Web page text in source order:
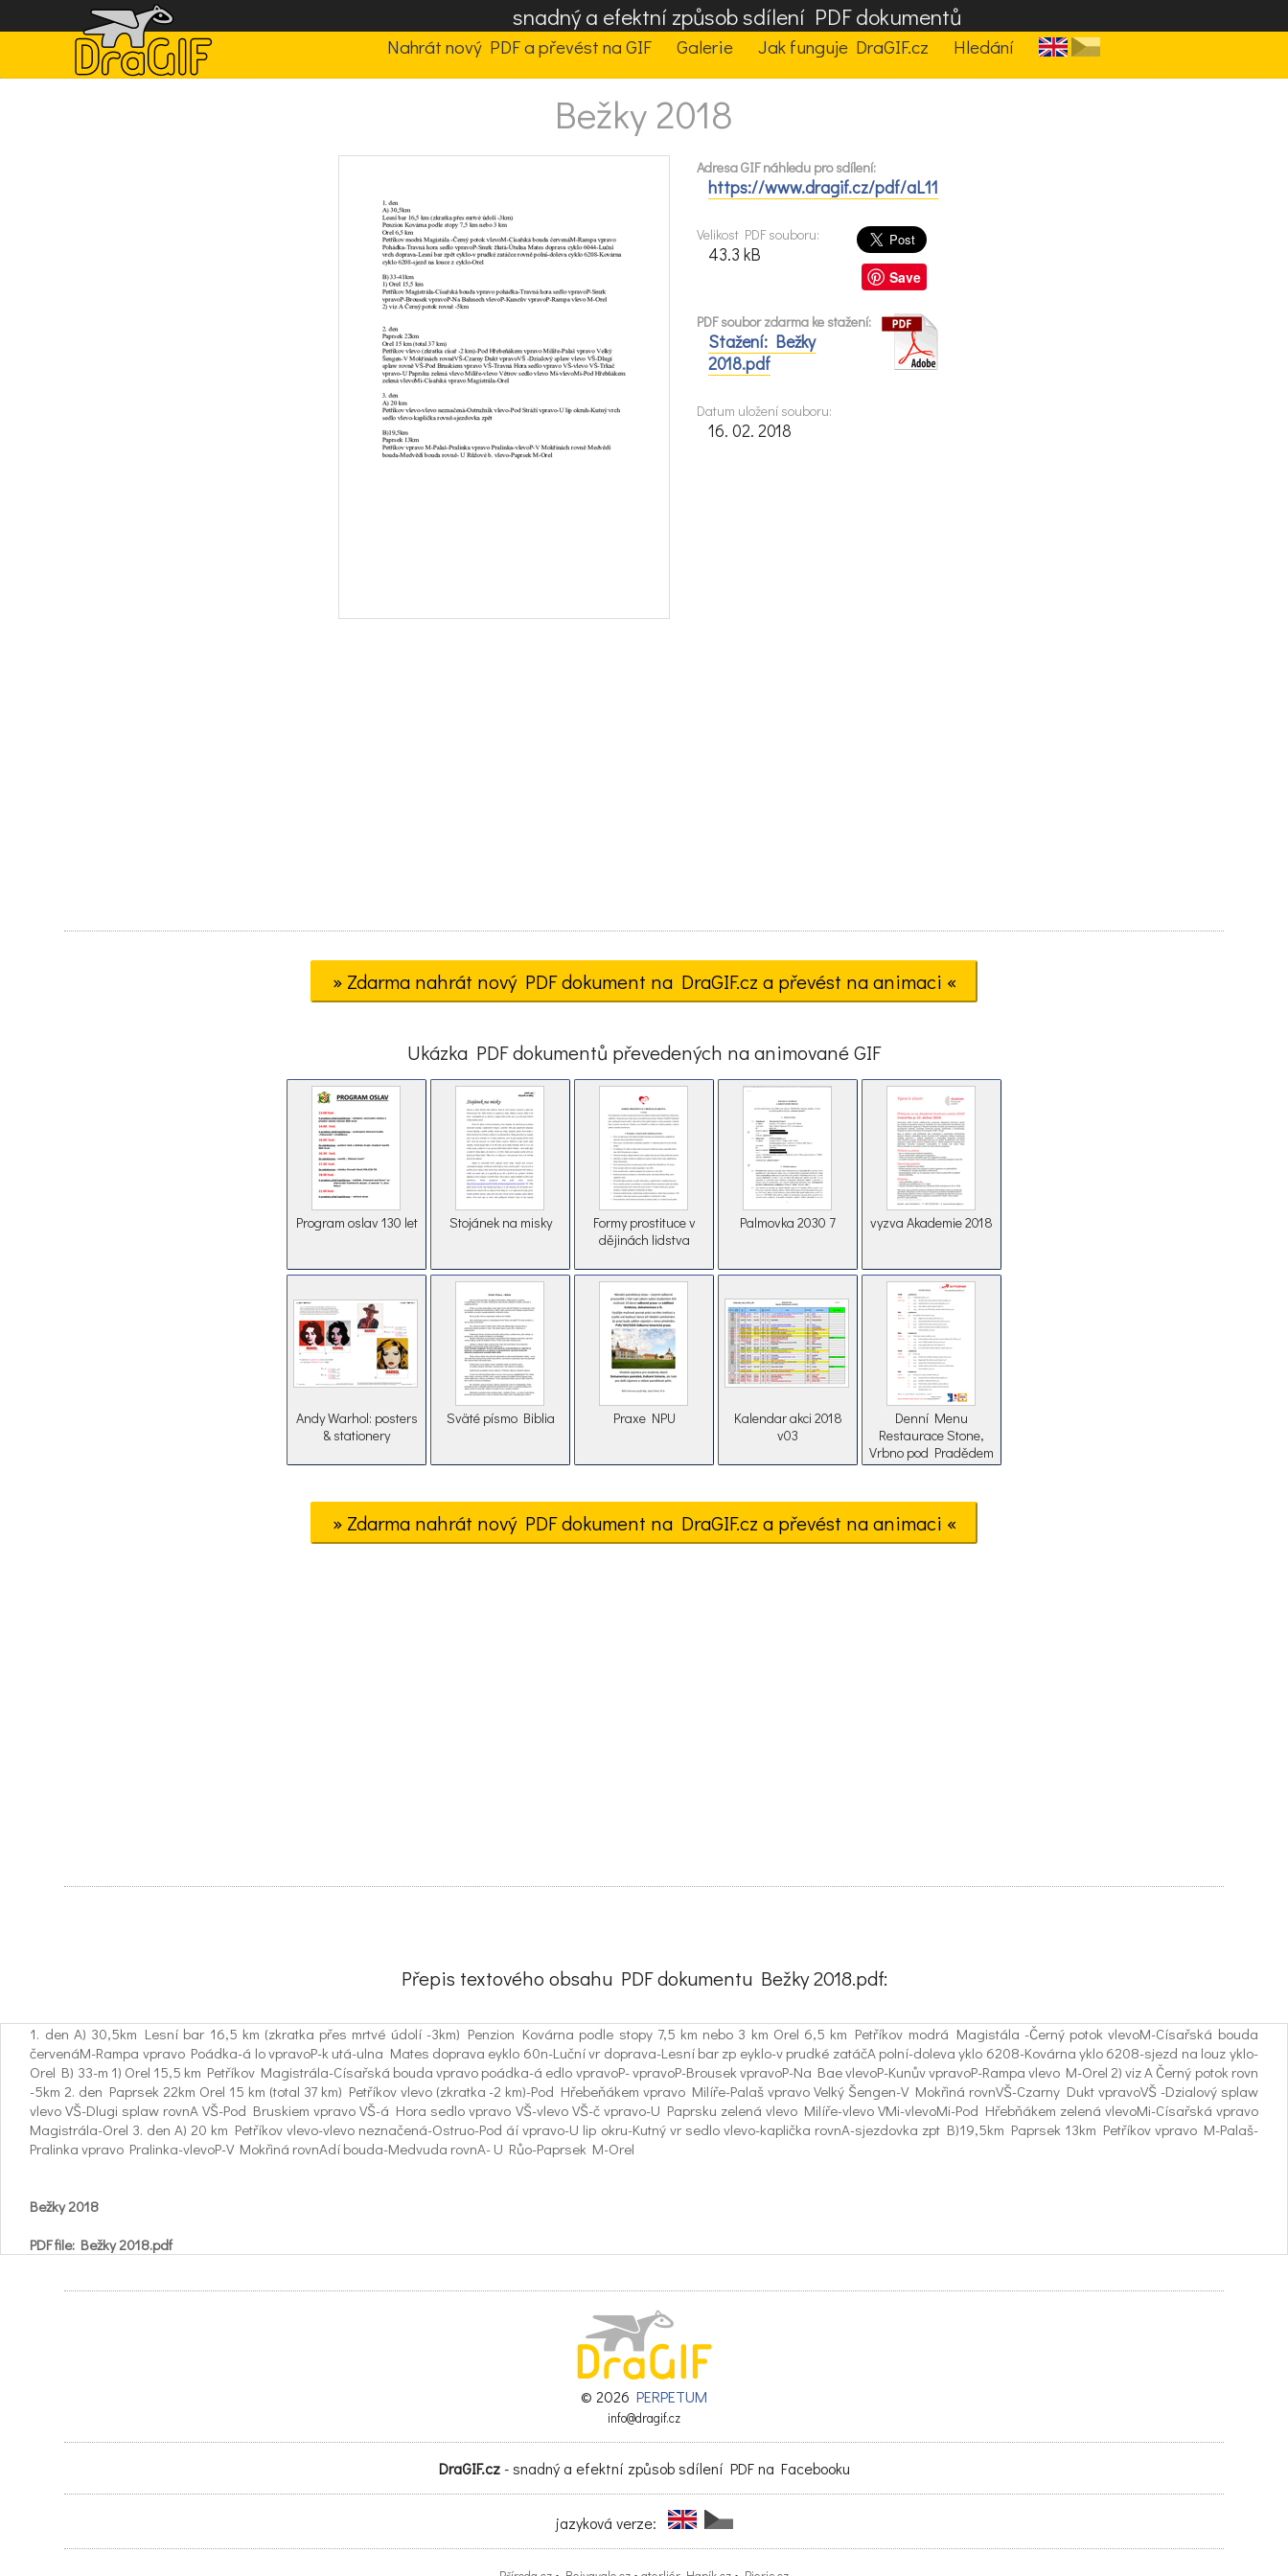
snadný a efektní způsob sdílení PDF dokumentů
Nahrát nový PDF a převést na GIF Galerie Jak funguje DraGIF.cz Hledání
Bežky 2018
Adresa GIF náhledu pro sdílení:
https://www.dragif.cz/pdf/aL11
Save
Velikost PDF souboru:
43.3 kB
PDF soubor zdarma ke stažení:
Stažení: Bežky
2018.pdf
Datum uložení souboru:
16. 02. 2018
» Zdarma nahrát nový PDF dokument na DraGIF.cz a převést na animaci «
Ukázka PDF dokumentů převedených na animované GIF
Program oslav 130 let Stojánek na misky
Formy prostituce v
dějinách lidstva
Palmovka 2030 7 vyzva Akademie 2018
Andy Warhol: posters
& stationery
Sväté písmo Biblia Praxe NPU
Kalendar akci 2018
v03
Denní Menu
Restaurace Stone,
Vrbno pod Pradědem
» Zdarma nahrát nový PDF dokument na DraGIF.cz a převést na animaci «
Přepis textového obsahu PDF dokumentu Bežky 2018.pdf:
1. den A) 30,5km Lesní bar 16,5 km (zkratka přes mrtvé údolí -3km) Penzion Kovárna podle stopy 7,5 km nebo 3 km Orel 6,5 km Petříkov modrá Magistála -Černý potok vlevoM-Císařská bouda
červenáM-Rampa vpravo Poádka-á lo vpravoP-k utá-ulna Mates doprava eyklo 60n-Luční vr doprava-Lesní bar zp eyklo-v prudké zatáčA polní-doleva yklo 6208-Kovárna yklo 6208-sjezd na louz yklo-
Orel B) 33-m 1) Orel 15,5 km Petříkov Magistrála-Císařská bouda vpravo poádka-á edlo vpravoP- vpravoP-Brousek vpravoP-Na Bae vlevoP-Kunův vpravoP-Rampa vlevo M-Orel 2) viz A Černý potok rovn
-5km 2. den Paprsek 22km Orel 15 km (total 37 km) Petříkov vlevo (zkratka -2 km)-Pod Hřebeňákem vpravo Milíře-Palaš vpravo Velký Šengen-V Mokřiná rovnVŠ-Czarny Dukt vpravoVŠ -Dzialový splaw
vlevo VŠ-Dlugi splaw rovnA VŠ-Pod Bruskiem vpravo VŠ-á Hora sedlo vpravo VŠ-vlevo VŠ-č vpravo-U Paprsku zelená vlevo Milíře-vlevo VMi-vlevoMi-Pod Hřebňákem zelená vlevoMi-Císařská vpravo
Magistrála-Orel 3. den A) 20 km Petříkov vlevo-vlevo neznačená-Ostruo-Pod áí vpravo-U lip okru-Kutný vr sedlo vlevo-kaplička rovnA-sjezdovka zpt B)19,5km Paprsek 13km Petříkov vpravo M-Palaš-
Pralinka vpravo Pralinka-vlevoP-V Mokřiná rovnAdí bouda-Medvuda rovnA- U Růo-Paprsek M-Orel
Bežky 2018
PDF file: Bežky 2018.pdf
© 2026 PERPETUM
info@dragif.cz
DraGIF.cz- snadný a efektní způsob sdílení PDF na Facebooku
jazyková verze: